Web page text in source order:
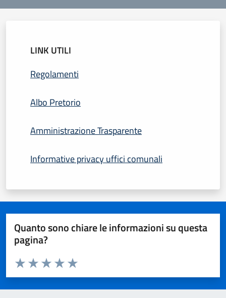
LINK UTILI
Regolamenti
Albo Pretorio
Amministrazione Trasparente
Informative privacy uffici comunali
Quanto sono chiare le informazioni su questa
pagina?
Domanda
Valuta da 1 a 5 stelle la pagina
Valuta 5 stelle su 5
Valuta 4 stelle su 5
Valuta 3 stelle su 5
Valuta 2 stelle su 5
Valuta 1 stelle su 5